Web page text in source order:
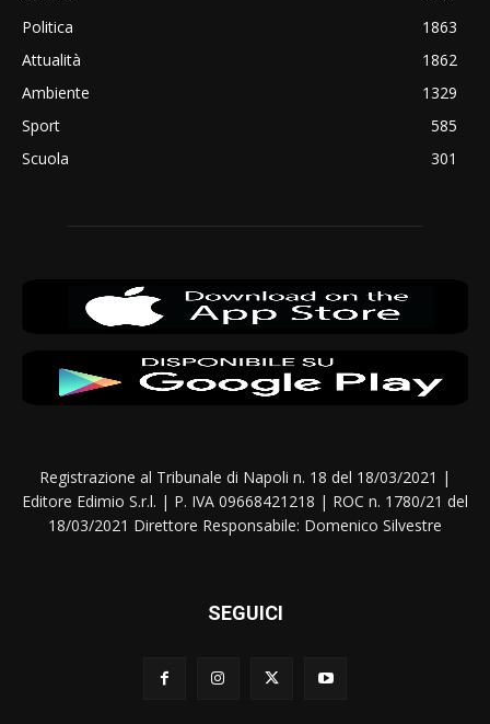
Politica
1863
Attualità
1862
Ambiente
1329
Sport
585
Scuola
301
Registrazione al Tribunale di Napoli n. 18 del 18/03/2021 |
Editore Edimio S.r.l. | P. IVA 09668421218 | ROC n. 1780/21 del
18/03/2021 Direttore Responsabile: Domenico Silvestre
SEGUICI